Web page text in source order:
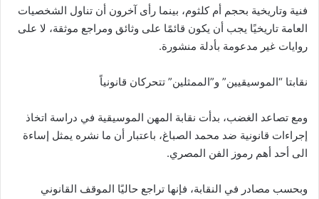
فنية وتاريخية بحجم أم كلثوم، بينما رأى آخرون أن تناول الشخصيات
العامة تاريخيًا يجب أن يكون قائمًا على وثائق ومراجع موثقة، لا على
روايات غير مدعومة بأدلة منشورة.
نقابتا “الموسيقيين” و”الممثلين” تتحركان قانونياً
ومع تصاعد الغضب، بدأت نقابة المهن الموسيقية في دراسة اتخاذ
إجراءات قانونية ضد محمد الصباغ، باعتبار أن ما نشره يمثل إساءة
الى أحد أهم رموز الفن المصري.
وبحسب مصادر في النقابة، فإنها تراجع حاليًا الموقف القانوني